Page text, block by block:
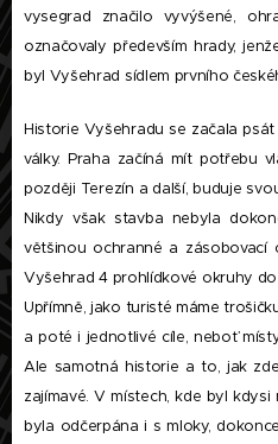
vysegrad značilo vyvýšené,
označovaly především hrady,
byl Vyšehrad sídlem prvního
Historie Vyšehradu se začala
války. Praha začíná mít potřebu
později Terezín a další, buduje
Nikdy však stavba nebyla
většinou ochranné a zásobovací
Vyšehrad 4 prohlídkové okruhy
Upřímně, jako turisté máme
a poté i jednotlivé cíle, neboť
Ale samotná historie a to, jak
zajímavé. V místech, kde byl
byla odčerpána i s mloky,